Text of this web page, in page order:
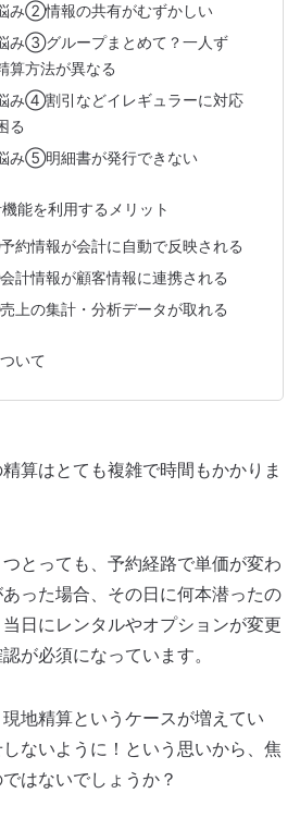
み②情報の共有がむずかしい
み③グループまとめて？一人ず
算方法が異なる
み④割引などイレギュラーに対応
る
み⑤明細書が発行できない
能を利用するメリット
約情報が会計に自動で反映される
計情報が顧客情報に連携される
上の集計・分析データが取れる
いて
算はとても複雑で時間もかかりま
とっても、予約経路で単価が変わ
った場合、その日に何本潜ったの
日にレンタルやオプションが変更
が必須になっています。
地精算というケースが増えてい
ないように！という思いから、焦
はないでしょうか？